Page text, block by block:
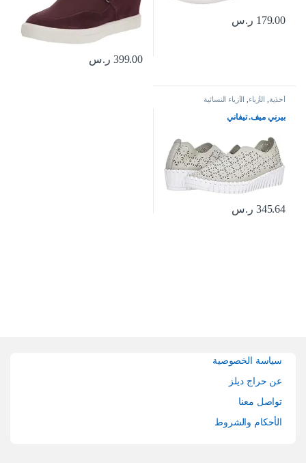
179.00 ر.س
399.00 ر.س
أحذية, الأزياء, الأزياء النسائية
بيرني ميف. تيفاني
345.64 ر.س
سياسة الخصوصية
عن حراج ديلز
تواصل معنا
الأحكام والشروط